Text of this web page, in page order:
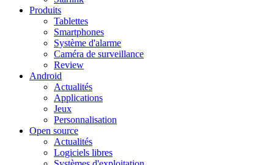
Produits
Tablettes
Smartphones
Système d'alarme
Caméra de surveillance
Review
Android
Actualités
Applications
Jeux
Personnalisation
Open source
Actualités
Logiciels libres